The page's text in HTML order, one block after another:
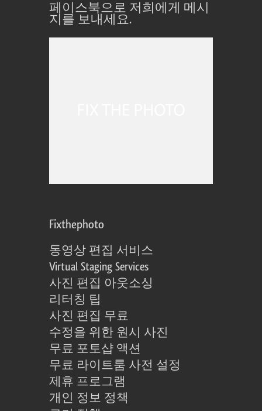
페이스북으로 저희에게 메시
지를 보내세요.
Fixthephoto
동영상 편집 서비스
Virtual Staging Services
사진 편집 아웃소싱
리터칭 팁
사진 편집 무료
수정을 위한 원시 사진
무료 포토샵 액션
무료 라이트룸 사전 설정
제휴 프로그램
개인 정보 정책